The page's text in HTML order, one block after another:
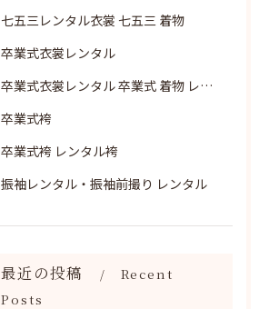
七五三レンタル衣裳 七五三 着物
卒業式衣裳レンタル
卒業式衣裳レンタル 卒業式 着物 レンタル
卒業式袴
卒業式袴 レンタル袴
振袖レンタル・振袖前撮り レンタル
最近の投稿
Recent
Posts